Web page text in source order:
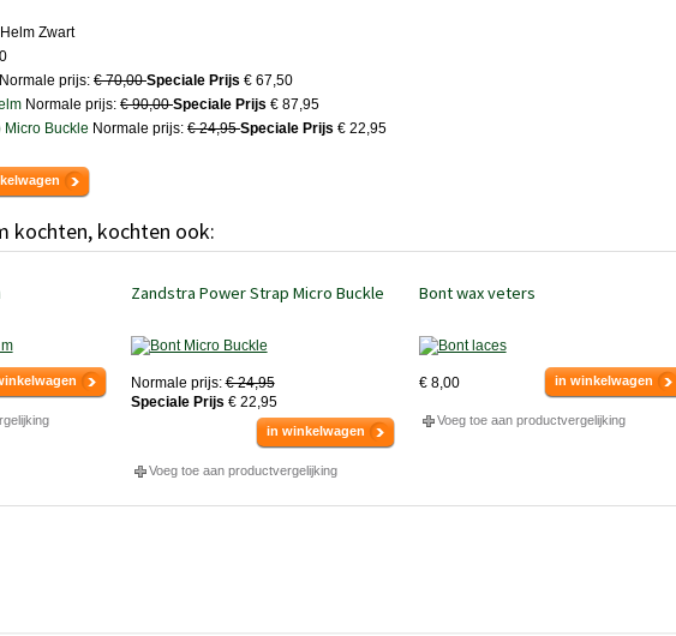
Zwart
Normale prijs: € 70,00Speciale Prijs € 67,50
Normale prijs: € 90,00Speciale Prijs € 87,95
Micro Buckle Normale prijs: € 24,95Speciale Prijs € 22,95
kochten, kochten ook:
Zandstra Power Strap Micro Buckle
Normale prijs: € 24,95
Speciale Prijs € 22,95
in winkelwagen
Voeg toe aan productvergelijking
Bont wax veters
€ 8,00 in winkelwagen
Voeg toe aan productvergelijking